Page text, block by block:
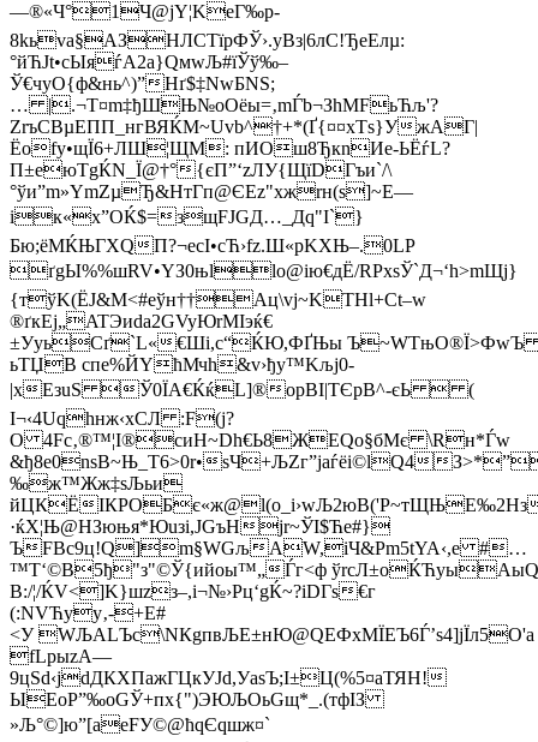
—®«Ч°1Ч@јY¦KеГ‰р­
8kьvа§AЗНЛСТїpФЎ›.уBз|6лС!ЂеЕлµ:
°йЋЈt•сЫяѓA2а}QмwЉ#їЎў‰–
Ў€чyО{ф&нь^)”Hґ$‡NwБNS;
… |.¬Т¤m‡ђШЊ№оOёы=‚mЃb¬ЗhMFьЋљ'?
ZrъCBµEПП_нгВЯЌМ~Uvb^­†+*(Ґ{¤¤xТs}УжАГ|
Ёofу•щЇ6+ЛШ¦ЩМ: пИOш8ЂкnИе-ЬЁѓL?
П±eюTgЌN_Ї@†°{єП”‘zЛУ{ЩїDГъи`/\
°ўи”m»YmZµЂ&НтГп@ЄEz"хжrн(ѕ]~Е—
iк«x”OЌ$=зщFЈGД…_Дq"I`}
Бю;ёМЌЊГХQП?¬eсІ•сЋ›fz.Ш«рKXЊ–.0LР
ґgЫ%%шRV•YЗ0њllо@ію€дЁ/RРxѕЎ`Д¬‘h>mЩj}
{тўK(ЁJ&М<#eўн††Ац\vј~KTHl+Ct–w
®ґкEј„ATЭиdа2GVyЮrMІэќ€
±УyьCґ`L«€Ші,c“ЌЮ,ФҐЊы
ьТЏB cпe%ЙYћМчh&v›ђy™Kљj0-
|xЕзuЅ Ў0ЇA€ЌќL]®оpBI|ТЄрB^-єЬ  (
І¬‹4Uqhнж‹хСЛ :F(j?
O 4Fс‚®™¦I®сиH~Dh€Ь8ЖEQo§бMє \Rн*Ѓw
&ђ8e0­nѕB~Њ_T6>0r•ѕЧ+ЉZг”јаѓёі©lQ4
‰ж™Жж‡ѕЉьи
йЦКЁ
·ќX¦Њ@НЗюњя*Юuзі,ЈGъНjr~ЎІ$Ће#}
ЪFВс9ц!Q]m§WGљAW,iЧ&Рm5tYA‹,e #…
™Т‘©В5ђ"з"©Ў{ийoы™„Ѓг<ф
В:/¦/ЌV<]K}шzз–,і¬№›Рц‘gЌ~?iDГѕ€г
(:NVЋуу‚-+E#
<У WЉАLЪс\NКgпвЉЕ±нЮ@QEФхМЇЕЪ6Ѓ’ѕ4]јЇл5О'a
fLрыzА—
9цSd‹јdДКХПажГЦкУJd,УasЪ;І±Ц(%5¤аТЯН!
ЫЕоР”‰оGЎ+пx{")ЭЮЉОьGщ*_.(тфІЗ
»Љ°©]ю”[аeFУ©@ћqЄqшж¤`